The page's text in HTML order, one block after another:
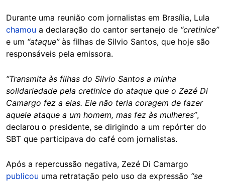
Durante uma reunião com jornalistas em Brasília, Lula
chamou a declaração do cantor sertanejo de “cretinice”
e um “ataque”às filhas de Silvio Santos, que hoje são
responsáveis pela emissora.
“Transmita às filhas do Silvio Santos a minha
solidariedade pela cretinice do ataque que o Zezé Di
Camargo fez a elas. Ele não teria coragem de fazer
aquele ataque a um homem, mas fez às mulheres”,
declarou o presidente, se dirigindo a um repórter do
SBT que participava do café com jornalistas.
Após a repercussão negativa, Zezé Di Camargo
publicou uma retratação pelo uso da expressão “se